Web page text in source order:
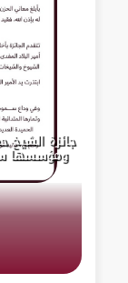
جائزة الشيخ
ومؤسسها